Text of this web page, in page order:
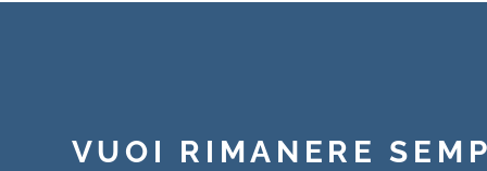
VUOI RIMANERE